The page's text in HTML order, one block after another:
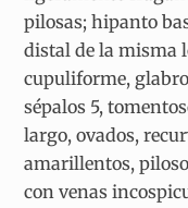
pilosas; hipanto
distal de la misma
cupuliforme,
sépalos 5,
largo, ovados,
amarillentos,
con venas